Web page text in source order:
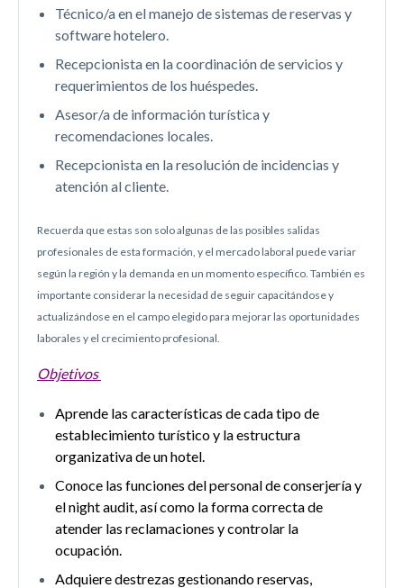
Técnico/a en el manejo de sistemas de reservas y
software hotelero.
Recepcionista en la coordinación de servicios y
requerimientos de los huéspedes.
Asesor/a de información turística y
recomendaciones locales.
Recepcionista en la resolución de incidencias y
atención al cliente.
Recuerda que estas son solo algunas de las posibles salidas
profesionales de esta formación, y el mercado laboral puede variar
según la región y la demanda en un momento específico. También es
importante considerar la necesidad de seguir capacitándose y
actualizándose en el campo elegido para mejorar las oportunidades
laborales y el crecimiento profesional.
Objetivos
Aprende las características de cada tipo de
establecimiento turístico y la estructura
organizativa de un hotel.
Conoce las funciones del personal de conserjería y
el night audit, así como la formacorrecta de
atender las reclamaciones y controlar la
ocupación.
Adquiere destrezas gestionando reservas,